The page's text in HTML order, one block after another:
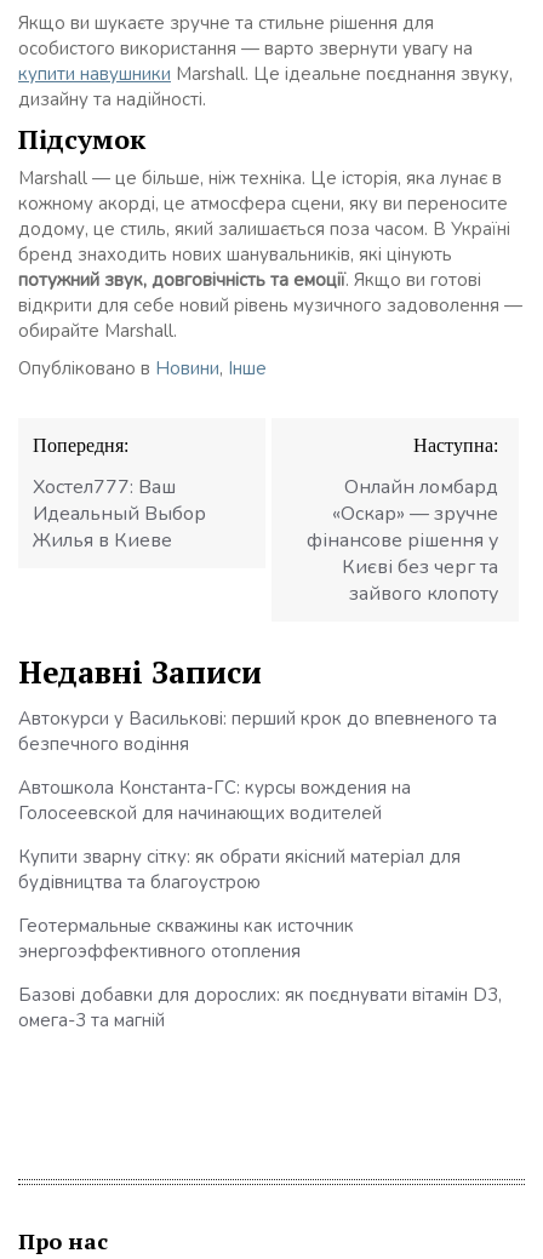
Якщо ви шукаєте зручне та стильне рішення для
особистого використання — варто звернути увагу на
купити навушники Marshall. Це ідеальне поєднання звуку,
дизайну та надійності.
Підсумок
Marshall — це більше, ніж техніка. Це історія, яка лунає в
кожному акорді, це атмосфера сцени, яку ви переносите
додому, це стиль, який залишається поза часом. В Україні
бренд знаходить нових шанувальників, які цінують
потужний звук, довговічність та емоції. Якщо ви готові
відкрити для себе новий рівень музичного задоволення —
обирайте Marshall.
Опубліковано в Новини, Інше
Навігація
записів
Попередня:
Хостел777: Ваш
Идеальный Выбор
Жилья в Киеве
Наступна:
Онлайн ломбард
«Оскар» — зручне
фінансове рішення у
Києві без черг та
зайвого клопоту
Недавні Записи
Автокурси у Василькові: перший крок до впевненого та
безпечного водіння
Автошкола Константа-ГС: курсы вождения на
Голосеевской для начинающих водителей
Купити зварну сітку: як обрати якісний матеріал для
будівництва та благоустрою
Геотермальные скважины как источник
энергоэффективного отопления
Базові добавки для дорослих: як поєднувати вітамін D3,
омега-3 та магній
Про нас